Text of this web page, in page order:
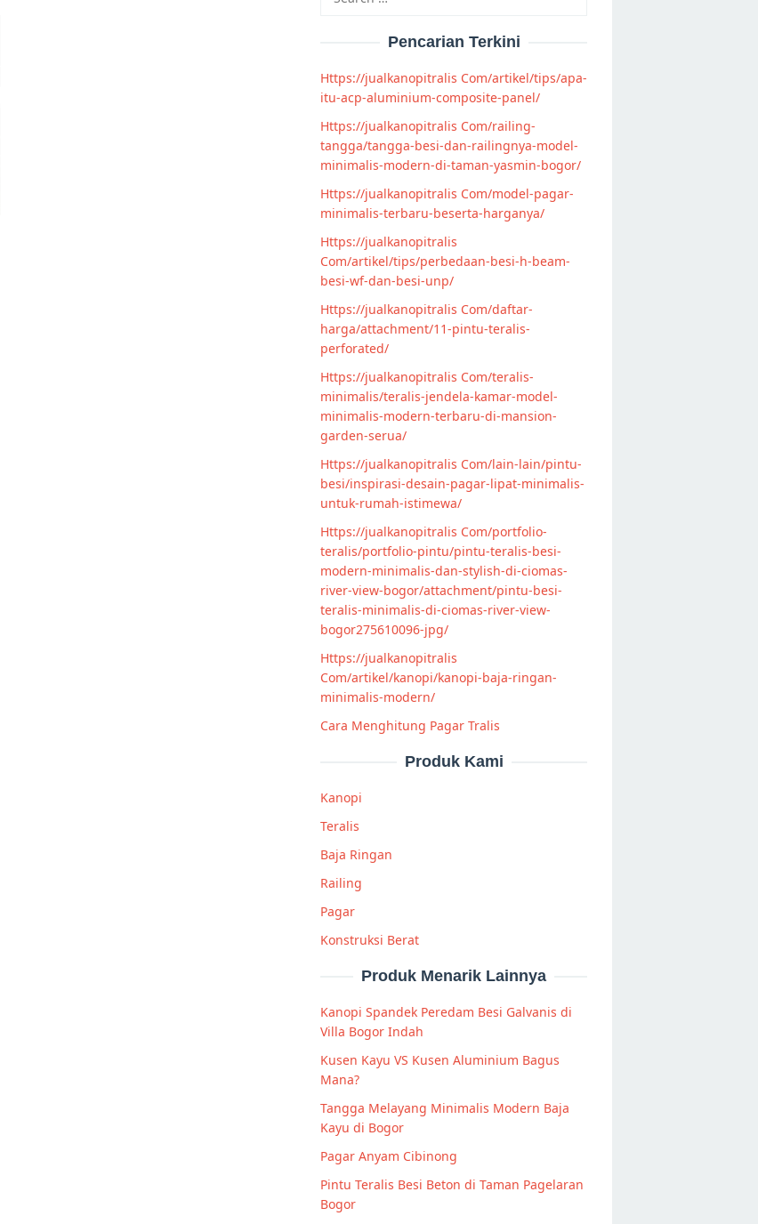
for:
Pencarian Terkini
Https://jualkanopitralis Com/artikel/tips/apa-
itu-acp-aluminium-composite-panel/
Https://jualkanopitralis Com/railing-
tangga/tangga-besi-dan-railingnya-model-
minimalis-modern-di-taman-yasmin-bogor/
Https://jualkanopitralis Com/model-pagar-
minimalis-terbaru-beserta-harganya/
Https://jualkanopitralis
Com/artikel/tips/perbedaan-besi-h-beam-
besi-wf-dan-besi-unp/
Https://jualkanopitralis Com/daftar-
harga/attachment/11-pintu-teralis-
perforated/
Https://jualkanopitralis Com/teralis-
minimalis/teralis-jendela-kamar-model-
minimalis-modern-terbaru-di-mansion-
garden-serua/
Https://jualkanopitralis Com/lain-lain/pintu-
besi/inspirasi-desain-pagar-lipat-minimalis-
untuk-rumah-istimewa/
Https://jualkanopitralis Com/portfolio-
teralis/portfolio-pintu/pintu-teralis-besi-
modern-minimalis-dan-stylish-di-ciomas-
river-view-bogor/attachment/pintu-besi-
teralis-minimalis-di-ciomas-river-view-
bogor275610096-jpg/
Https://jualkanopitralis
Com/artikel/kanopi/kanopi-baja-ringan-
minimalis-modern/
Cara Menghitung Pagar Tralis
Produk Kami
Kanopi
Teralis
Baja Ringan
Railing
Pagar
Konstruksi Berat
Produk Menarik Lainnya
Kanopi Spandek Peredam Besi Galvanis di
Villa Bogor Indah
Kusen Kayu VS Kusen Aluminium Bagus
Mana?
Tangga Melayang Minimalis Modern Baja
Kayu di Bogor
Pagar Anyam Cibinong
Pintu Teralis Besi Beton di Taman Pagelaran
Bogor